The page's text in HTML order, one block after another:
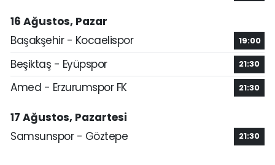
16 Ağustos, Pazar
Başakşehir - Kocaelispor
19:00
Beşiktaş - Eyüpspor 21:30
Amed - Erzurumspor FK 21:30
17 Ağustos, Pazartesi
Samsunspor - Göztepe
21:30